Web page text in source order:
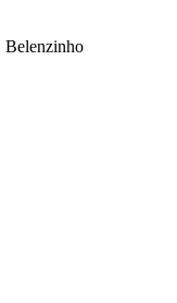
Belenzinho